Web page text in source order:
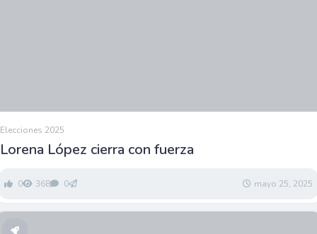
Elecciones 2025
Lorena López cierra con fuerza
0 368 0 mayo 25, 2025